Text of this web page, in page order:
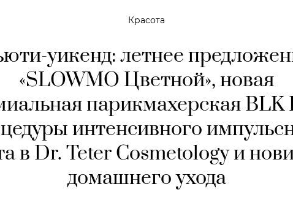
Красота
уикенд: летнее
«SLOWMO Цветной», новая
парикмахерская BLK
интенсивного
в Dr. Teter Cosmetology и
домашнего ухода